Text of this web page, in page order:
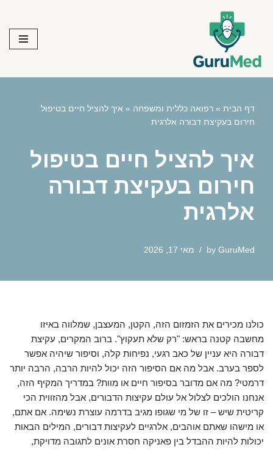
content
דף הבית » רפואה כללית ומשפחה » איך להציל חיים בטיפול
חירום בעקיצת דבורה אלרגית
איך להציל חיים בטיפול
חירום בעקיצת דבורה
אלרגית
by GuruMed מאי 17, 2026
כולנו מכירים את הזמזום הזה, הקטן, המעצבן, שמלווה באיזו
מחשבה קטנה בראש: "רק שלא תעקוץ". ברוב המקרים, עקיצת
דבורה היא עניין של כאב רגעי, נפיחות קלה, וסיפור שיהיה אפשר
לספר בערב. אבל מה אם הסיפור הזה יכול להיות הרבה, הרבה יותר
דרמטי? מה אם מדובר בסיפור חיים או מוות? במדריך המקיף הזה,
אנחנו הולכים לצלול אל עולם עקיצות הדבורים, אבל מהזווית הכי
קריטית שיש – זו של מי שגופו מגיב בדרמה עוצרת נשימה. אם אתם,
או מישהו שאתם אוהבים, אלרגיים לעקיצות דבורים, המילים הבאות
יכולות להיות ההבדל בין פאניקה חסרת אונים לתגובה מדויקת,